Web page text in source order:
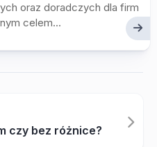
oraz doradczych dla firm
celem...
czy bez różnice?